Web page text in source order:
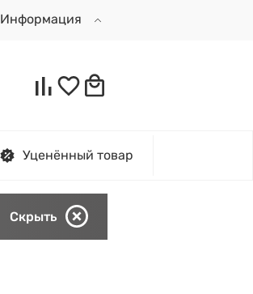
Информация
Уценённый товар
Скрыть